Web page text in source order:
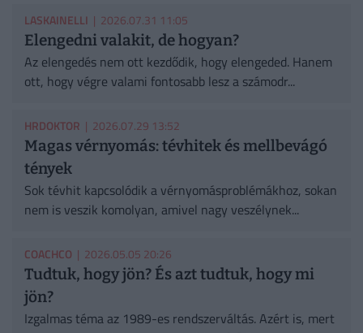
LASKAINELLI | 2026.07.31 11:05
Elengedni valakit, de hogyan?
Az elengedés nem ott kezdődik, hogy elengeded. Hanem
ott, hogy végre valami fontosabb lesz a számodr...
HRDOKTOR | 2026.07.29 13:52
Magas vérnyomás: tévhitek és mellbevágó
tények
Sok tévhit kapcsolódik a vérnyomásproblémákhoz, sokan
nem is veszik komolyan, amivel nagy veszélynek...
COACHCO | 2026.05.05 20:26
Tudtuk, hogy jön? És azt tudtuk, hogy mi
jön?
Izgalmas téma az 1989-es rendszerváltás. Azért is, mert